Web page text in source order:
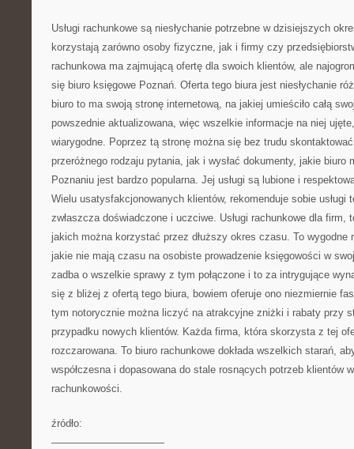
Usługi rachunkowe są niesłychanie potrzebne w dzisiejszych
korzystają zarówno osoby fizyczne, jak i firmy czy
rachunkowa ma zajmującą ofertę dla swoich klientów, ale
się biuro księgowe Poznań. Oferta tego biura jest niesłychanie
biuro to ma swoją stronę internetową, na jakiej umieściło całą
powszednie aktualizowana, więc wszelkie informacje na niej
wiarygodne. Poprzez tą stronę można się bez trudu
przeróżnego rodzaju pytania, jak i wysłać dokumenty, jakie biuro
Poznaniu jest bardzo popularna. Jej usługi są lubione i
Wielu usatysfakcjonowanych klientów, rekomenduje sobie usługi
zwłaszcza doświadczone i uczciwe. Usługi rachunkowe dla firm,
jakich można korzystać przez dłuższy okres czasu. To wygodne
jakie nie mają czasu na osobiste prowadzenie księgowości w
zadba o wszelkie sprawy z tym połączone i to za intrygujące
się z bliżej z ofertą tego biura, bowiem oferuje ono niezmiernie
tym notorycznie można liczyć na atrakcyjne zniżki i rabaty przy
przypadku nowych klientów. Każda firma, która skorzysta z tej
rozczarowana. To biuro rachunkowe dokłada wszelkich starań,
współczesna i dopasowana do stale rosnących potrzeb klientów
rachunkowości.
źródło:
———————————